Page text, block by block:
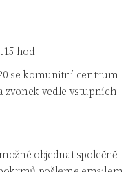
hod
se komunitní centrum
zvonek vedle vstupních
objednat společně